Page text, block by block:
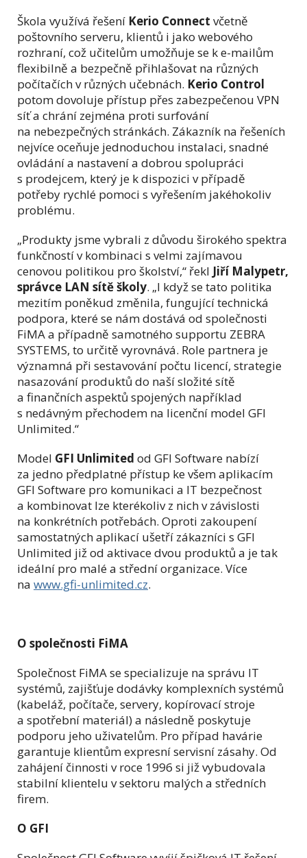
Škola využívá řešení Kerio Connect včetně
poštovního serveru, klientů i jako webového
rozhraní, což učitelům umožňuje se k e-mailům
flexibilně a bezpečně přihlašovat na různých
počítačích v různých učebnách. Kerio Control
potom dovoluje přístup přes zabezpečenou VPN
síť a chrání zejména proti surfování
na nebezpečných stránkách. Zákazník na řešeních
nejvíce oceňuje jednoduchou instalaci, snadné
ovládání a nastavení a dobrou spolupráci
s prodejcem, který je k dispozici v případě
potřeby rychlé pomoci s vyřešením jakéhokoliv
problému.
„Produkty jsme vybrali z důvodu širokého spektra
funkčností v kombinaci s velmi zajímavou
cenovou politikou pro školství,“ řekl Jiří Malypetr,
správce LAN sítě školy. „I když se tato politika
mezitím poněkud změnila, fungující technická
podpora, které se nám dostává od společnosti
FiMA a případně samotného supportu ZEBRA
SYSTEMS, to určitě vyrovnává. Role partnera je
významná při sestavování počtu licencí, strategie
nasazování produktů do naší složité sítě
a finančních aspektů spojených například
s nedávným přechodem na licenční model GFI
Unlimited.“
Model GFI Unlimited od GFI Software nabízí
za jedno předplatné přístup ke všem aplikacím
GFI Software pro komunikaci a IT bezpečnost
a kombinovat lze kterékoliv z nich v závislosti
na konkrétních potřebách. Oproti zakoupení
samostatných aplikací ušetří zákazníci s GFI
Unlimited již od aktivace dvou produktů a je tak
ideální pro malé a střední organizace. Více
na www.gfi-unlimited.cz.
O společnosti FiMA
Společnost FiMA se specializuje na správu IT
systémů, zajišťuje dodávky komplexních systémů
(kabeláž, počítače, servery, kopírovací stroje
a spotřební materiál) a následně poskytuje
podporu jeho uživatelům. Pro případ havárie
garantuje klientům expresní servisní zásahy. Od
zahájení činnosti v roce 1996 si již vybudovala
stabilní klientelu v sektoru malých a středních
firem.
O GFI